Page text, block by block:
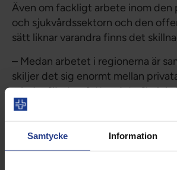
Samtycke Information
Även om fackligt arbete inom den
och sjukvårdssektorn och den
sätt liknar varandra finns det
– Medan arbetet i regionerna är
skiljer det sig enormt mellan
mindre företag fattas det ofta
skyddsombud, säger hon.
För Fatou handlar fackligt
rätt förutsättningar för att göra ett